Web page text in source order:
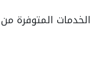
الخدمات المتوفرة